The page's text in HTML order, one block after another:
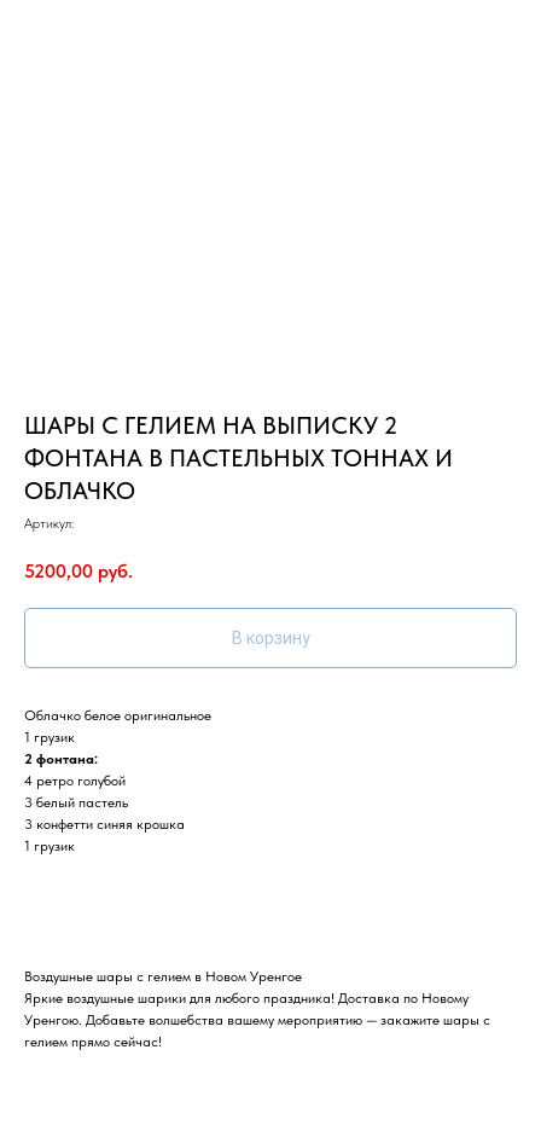
ШАРЫ С ГЕЛИЕМ НА ВЫПИСКУ 2
ФОНТАНА В ПАСТЕЛЬНЫХ ТОННАХ И
ОБЛАЧКО
Артикул:
5200,00 руб.
В корзину
Облачко белое оригинальное
1 грузик
2 фонтана:
4 ретро голубой
3 белый пастель
3 конфетти синяя крошка
1 грузик
Воздушные шары с гелием в Новом Уренгое
Яркие воздушные шарики для любого праздника! Доставка по Новому
Уренгою. Добавьте волшебства вашему мероприятию — закажите шары с
гелием прямо сейчас!